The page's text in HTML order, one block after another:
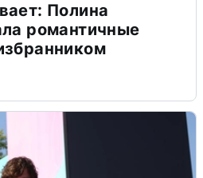
Полина
романтичные